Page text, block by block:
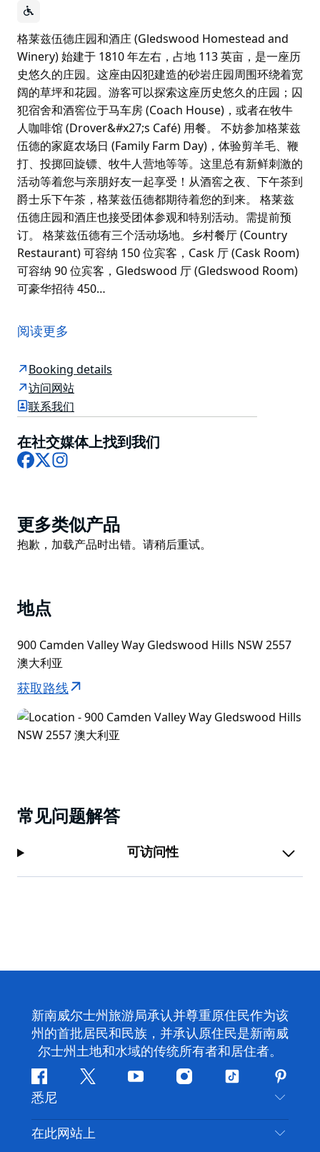
格莱兹伍德庄园和酒庄 (Gledswood Homestead and
Winery) 始建于 1810 年左右，占地 113 英亩，是一座历
史悠久的庄园。这座由囚犯建造的砂岩庄园周围环绕着宽
阔的草坪和花园。游客可以探索这座历史悠久的庄园；囚
犯宿舍和酒窖位于马车房 (Coach House)，或者在牧牛
人咖啡馆 (Drover&#x27;s Café) 用餐。 不妨参加格莱兹
伍德的家庭农场日 (Family Farm Day)，体验剪羊毛、鞭
打、投掷回旋镖、牧牛人营地等等。这里总有新鲜刺激的
活动等着您与亲朋好友一起享受！从酒窖之夜、下午茶到
爵士乐下午茶，格莱兹伍德都期待着您的到来。 格莱兹
伍德庄园和酒庄也接受团体参观和特别活动。需提前预
订。 格莱兹伍德有三个活动场地。乡村餐厅 (Country
Restaurant) 可容纳 150 位宾客，Cask 厅 (Cask Room)
可容纳 90 位宾客，Gledswood 厅 (Gledswood Room)
可豪华招待 450…
Winery) 始建于 1810 年左右，占地 113 英亩，是一座历
史悠久的庄园。这座由囚犯建造的砂岩庄园周围环绕着宽
犯宿舍和酒窖位于马车房 (Coach House)，或者在牧牛
人咖啡馆 (Drover's Café) 用餐。
不妨参加格莱兹伍德的家庭农场日 (Family Farm Day)，
体验剪羊毛、鞭打、投掷回旋镖、牧牛人营地等等。这里
总有新鲜刺激的活动等着您与亲朋好友一起享受！从酒窖
格莱兹伍德庄园和酒庄也接受团体参观和特别活动。需提
前预订。
可容纳 90 位宾客，Gledswood 厅 (Gledswood Room)
可豪华招待 450 位宾客。
Gledswood 的殖民风格花园非常适合举办婚礼、拍照或
享用餐前饮品。
阅读更多
Booking details
访问网站
联系我们
在社交媒体上找到我们
Facebook
X
Product
List
更多类似产品
Product
抱歉，加载产品时出错。请稍后重试。
地点
900 Camden Valley Way Gledswood Hills NSW 2557
澳大利亚
获取路线
常见问题解答
可访问性
新南威尔士州旅游局承认并尊重原住民作为该
州的首批居民和民族，并承认原住民是新南威
尔士州土地和水域的传统所有者和居住者。
Facebook叽
喳
喳
YouTubeInstagram
抖
悉尼
联系我们
在此网站上